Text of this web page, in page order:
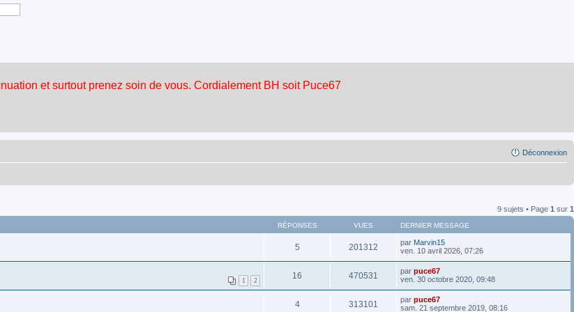
Déconnexion
9 sujets • Page 1 sur 1
RÉPONSES VUES DERNIER MESSAGE
5 201312 par Marvin15
ven. 10 avril 2026, 07:26
1 2 16 470531 par puce67
ven. 30 octobre 2020, 09:48
4 313101 par puce67
sam. 21 septembre 2019, 08:16